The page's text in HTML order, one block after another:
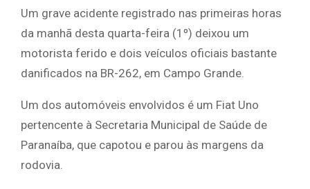
Um grave acidente registrado nas primeiras horas
da manhã desta quarta-feira (1º) deixou um
motorista ferido e dois veículos oficiais bastante
danificados na BR-262, em Campo Grande.
Um dos automóveis envolvidos é um Fiat Uno
pertencente à Secretaria Municipal de Saúde de
Paranaíba, que capotou e parou às margens da
rodovia.